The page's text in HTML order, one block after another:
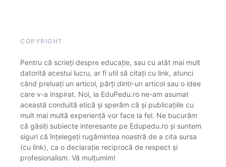
COPYRIGHT
Pentru că scrieți despre educație, sau cu atât mai mult
datorită acestui lucru, ar fi util să citați cu link, atunci
când preluați un articol, părți dintr-un articol sau o idee
care v-a inspirat. Noi, la EduPedu.ro ne-am asumat
această conduită etică și sperăm că și publicațiile cu
mult mai multă experiență vor face la fel. Ne bucurăm
că găsiți subiecte interesante pe Edupedu.ro și suntem
siguri că înțelegeți rugămintea noastră de a cita sursa
(cu link), ca o declarație reciprocă de respect și
profesionalism. Vă mulțumim!